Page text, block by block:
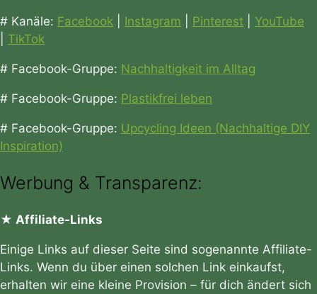
# Kanäle: Facebook Instagram Pinterest
YouTube
TikTok
# Facebook-Gruppe: Nachhaltigkeit im Alltag
# Facebook-Gruppe: Plastikfrei leben
# Facebook-Gruppe: Upcycling Ideen (Nachhaltige DIY
Inspiration)
Werbung & Transparenz:
★ Affiliate-Links
Einige Links auf dieser Seite sind sogenannte Affiliate-
Links. Wenn du über einen solchen Link einkaufst,
erhalten wir eine kleine Provision – für dich ändert sich